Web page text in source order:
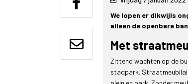
We lopen er dikwijls
alleen de openbare
Met
Zittend wachten op de
stadpark.